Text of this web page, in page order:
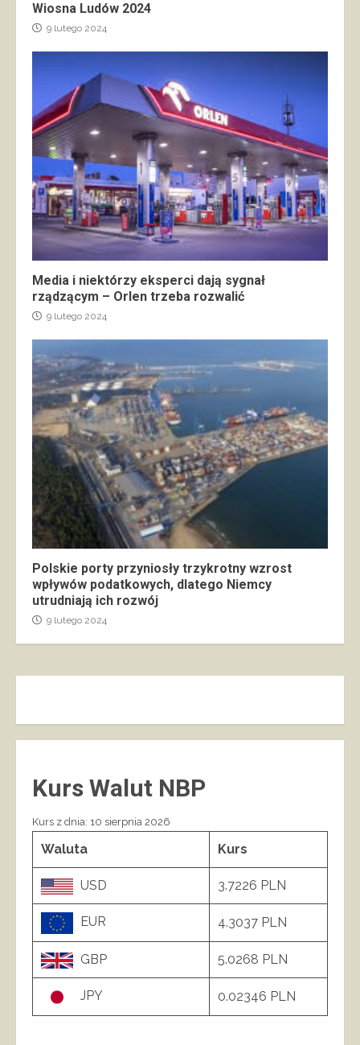
Wiosna Ludów 2024
9 lutego 2024
Media i niektórzy eksperci dają sygnał
rządzącym – Orlen trzeba rozwalić
9 lutego 2024
Polskie porty przyniosły trzykrotny wzrost
wpływów podatkowych, dlatego Niemcy
utrudniają ich rozwój
9 lutego 2024
Kurs Walut NBP
Kurs z dnia: 10 sierpnia 2026
Waluta Kurs
USD 3.7226 PLN
EUR 4.3037 PLN
GBP 5.0268 PLN
JPY 0.02346 PLN